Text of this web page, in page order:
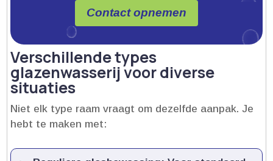
Contact opnemen
Verschillende types
glazenwasserij voor diverse
situaties
Niet elk type raam vraagt om dezelfde aanpak.​ Je
hebt te maken met: